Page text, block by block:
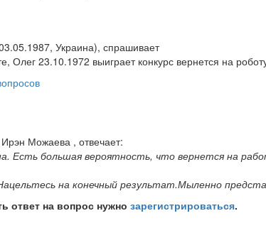
Украина), спрашивает
Олег 23.10.1972 выиграет конкурс вернется на
Ирэн Можаева , отвечает:
Есть большая вероятность, что вернется на
на конечный результат.Мыленно
ответ на вопрос нужно зарегистрироваться.